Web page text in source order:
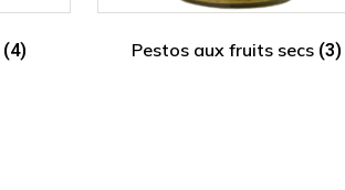
(4) Pestos aux fruits secs (3)